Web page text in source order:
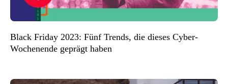
Black Friday 2023: Fünf Trends, die dieses Cyber-
Wochenende geprägt haben